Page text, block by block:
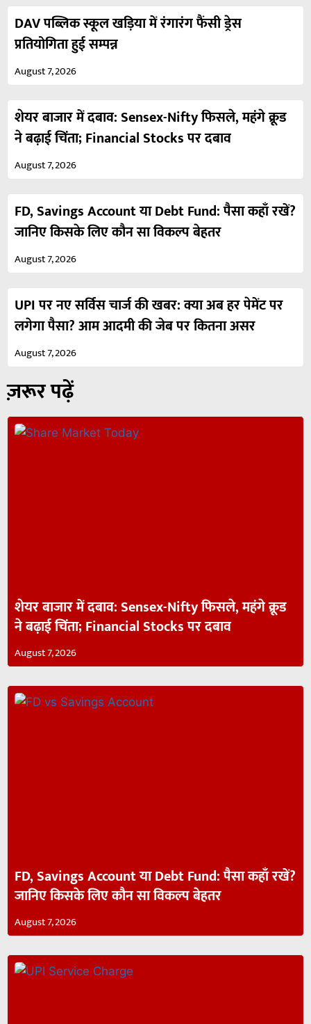
DAV पब्लिक स्कूल खड़िया में रंगारंग फैंसी ड्रेस
प्रतियोगिता हुई सम्पन्न
August 7, 2026
शेयर बाजार में दबाव: Sensex-Nifty फिसले, महंगे क्रूड
ने बढ़ाई चिंता; Financial Stocks पर दबाव
August 7, 2026
FD, Savings Account या Debt Fund: पैसा कहाँ रखें?
जानिए किसके लिए कौन सा विकल्प बेहतर
August 7, 2026
UPI पर नए सर्विस चार्ज की खबर: क्या अब हर पेमेंट पर
लगेगा पैसा? आम आदमी की जेब पर कितना असर
August 7, 2026
ज़रूर पढ़ें
शेयर बाजार में दबाव: Sensex-Nifty फिसले, महंगे क्रूड
ने बढ़ाई चिंता; Financial Stocks पर दबाव
August 7, 2026
FD, Savings Account या Debt Fund: पैसा कहाँ रखें?
जानिए किसके लिए कौन सा विकल्प बेहतर
August 7, 2026